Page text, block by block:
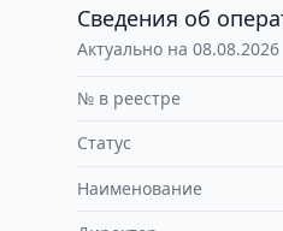
Сведения об
Актуально на 08.08.2026
№ в реестре
Статус
Наименование